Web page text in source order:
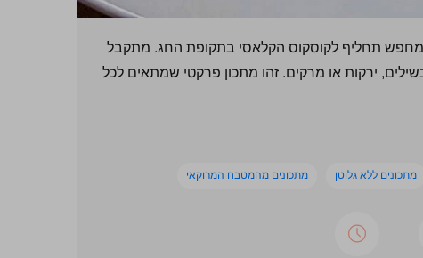
שמחפש תחליף לקוסקוס הקלאסי בתקופת החג. מתקבל
ירקות או מרקים. זהו מתכון פרקטי שמתאים לכל
מתכונים ללא גלוטן מתכונים מהמטבח המרוקאי